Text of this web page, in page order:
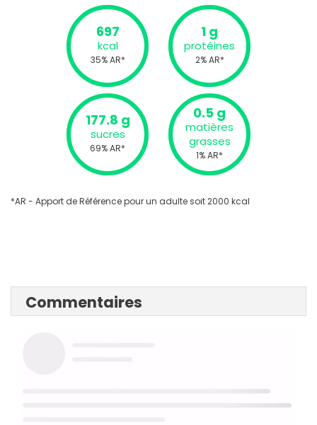
697
kcal
35% AR*
1 g
protéines
2% AR*
177.8 g
sucres
69% AR*
0.5 g
matières
grasses
1% AR*
*AR - Apport de Référence pour un adulte soit 2000 kcal
Commentaires